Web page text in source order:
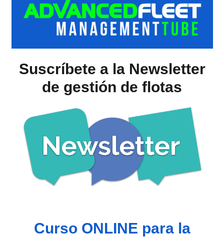
Suscríbete a la Newsletter
de gestión de flotas
Curso ONLINE para la